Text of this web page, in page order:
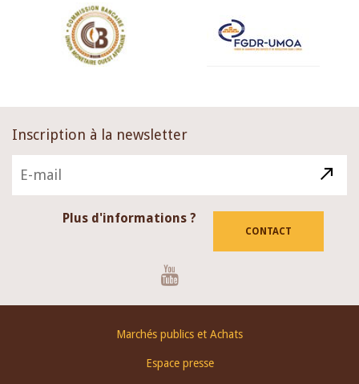
Inscription à la newsletter
Plus d'informations ?
CONTACT
Marchés publics et Achats
Espace presse